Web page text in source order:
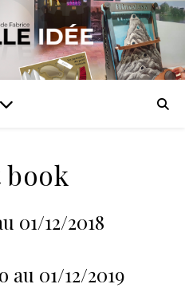
book
01/12/2018
01/12/2019